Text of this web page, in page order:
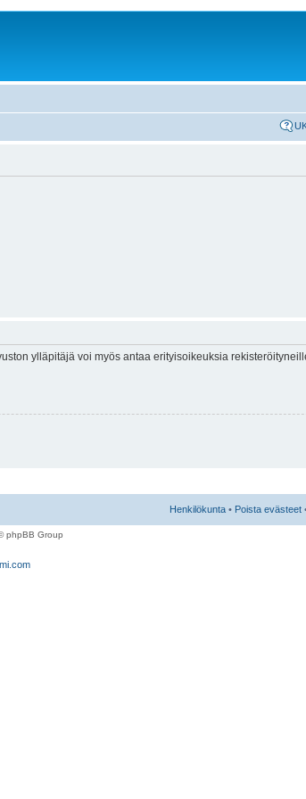
ylläpitäjä voi myös antaa erityisoikeuksia
Henkilökunta • Poista evästeet
phpBB Group